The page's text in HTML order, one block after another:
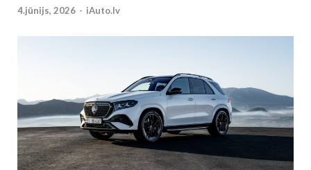
4.jūnijs, 2026 - iAuto.lv